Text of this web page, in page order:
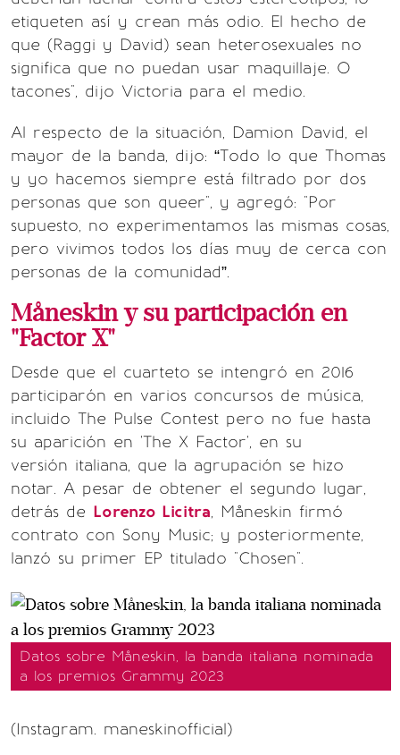
etiqueten así y crean más odio. El hecho de
que (Raggi y David) sean heterosexuales no
significa que no puedan usar maquillaje. O
tacones", dijo Victoria para el medio.
Al respecto de la situación, Damion David, el
mayor de la banda, dijo: “Todo lo que Thomas
y yo hacemos siempre está filtrado por dos
personas que son queer", y agregó: "Por
supuesto, no experimentamos las mismas cosas,
pero vivimos todos los días muy de cerca con
personas de la comunidad”.
Måneskin y su participación en
"Factor X"
Desde que el cuarteto se intengró en 2016
participarón en varios concursos de música,
incluido The Pulse Contest pero no fue hasta
su aparición en 'The X Factor', en su
versión italiana, que la agrupación se hizo
notar. A pesar de obtener el segundo lugar,
detrás de Lorenzo Licitra, Måneskin firmó
contrato con Sony Music; y posteriormente,
lanzó su primer EP titulado "Chosen".
Datos sobre Måneskin, la banda italiana nominada
a los premios Grammy 2023
(Instagram. maneskinofficial)